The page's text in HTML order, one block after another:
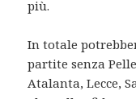
più.
In totale
partite senza
Atalanta, Lecce,